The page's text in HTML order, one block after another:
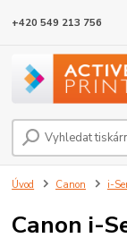
+420 549 213 756
Úvod Canon i-
Canon i-